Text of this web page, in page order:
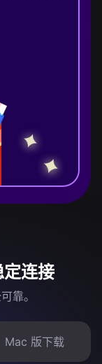
连接
靠。
Mac 版下载